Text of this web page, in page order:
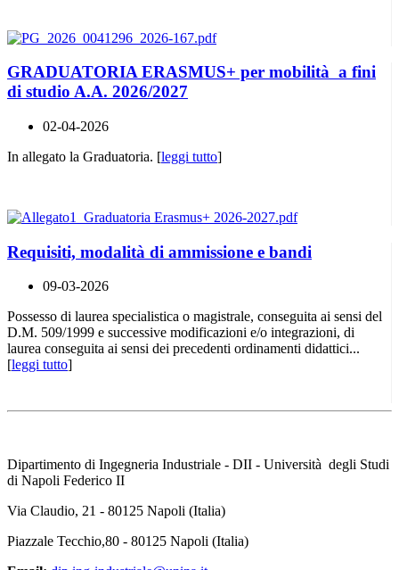
GRADUATORIA ERASMUS+ per mobilità a fini
di studio A.A. 2026/2027
02-04-2026
In allegato la Graduatoria. [leggi tutto]
Requisiti, modalità di ammissione e bandi
09-03-2026
Possesso di laurea specialistica o magistrale, conseguita ai sensi del
D.M. 509/1999 e successive modificazioni e/o integrazioni, di
laurea conseguita ai sensi dei precedenti ordinamenti didattici...
[leggi tutto]
Dipartimento di Ingegneria Industriale - DII - Università degli Studi
di Napoli Federico II
Via Claudio, 21 - 80125 Napoli (Italia)
Piazzale Tecchio,80 - 80125 Napoli (Italia)